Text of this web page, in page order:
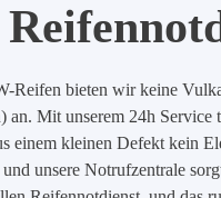
Reifen bieten wir keine
an. Mit unserem 24h Service
einem kleinen Defekt kein
unsere Notrufzentrale